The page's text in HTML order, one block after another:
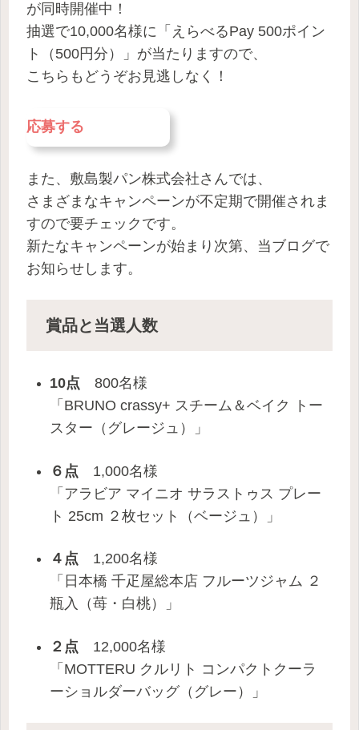
が同時開催中！
抽選で10,000名様に「えらべるPay 500ポイン
ト（500円分）」が当たりますので、
こちらもどうぞお見逃しなく！
応募する
また、敷島製パン株式会社さんでは、
さまざまなキャンペーンが不定期で開催されま
すので要チェックです。
新たなキャンペーンが始まり次第、当ブログで
お知らせします。
賞品と 当選人数
10点 800名様
「BRUNO crassy+ スチーム＆ベイク トー
スター（グレージュ）」
６点 1,000名様
「アラビア マイニオ サラストゥス プレー
ト 25cm ２枚セット（ベージュ）」
４点 1,200名様
「日本橋 千疋屋総本店 フルーツジャム ２
瓶⼊（苺・⽩桃）」
２点 12,000名様
「MOTTERU クルリト コンパクトクーラ
ーショルダーバッグ（グレー）」